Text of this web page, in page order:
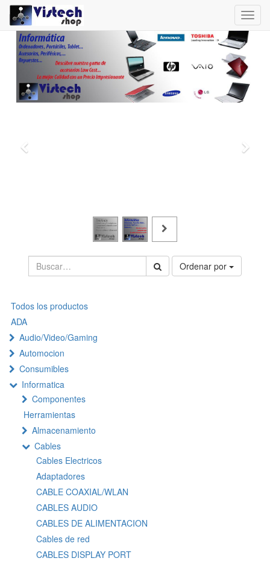
Ordenar por
Todos los productos
ADA
Audio/Video/Gaming
Automocion
Consumibles
Informatica
Componentes
Herramientas
Almacenamiento
Cables
Cables Electricos
Adaptadores
CABLE COAXIAL/WLAN
CABLES AUDIO
CABLES DE ALIMENTACION
Cables de red
CABLES DISPLAY PORT